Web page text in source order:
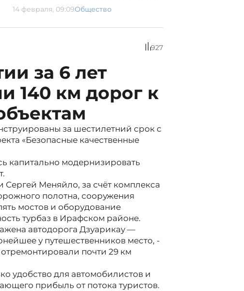
14 февраля, 09:09Общество
927
за 6 лет
140 км дорог к
за шестилетний срок с
«Безопасные качественные
капитально модернизировать
Меняйло, за счёт комплекса
полотна, сооружения
мостов и оборудование
турбаз в Ирафском районе.
автодорога Дзуарикау —
у путешественников место, -
почти 29 км
удобство для автомобилистов и
прибыль от потока туристов.